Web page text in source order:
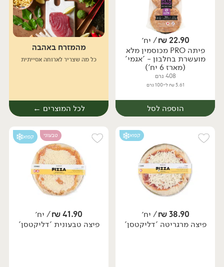
יח׳ יח׳
22.90
₪/ יח׳
פיתה PRO מכוסמין מלא
מועשרת בחלבון - 'אגמי'
(מארז 6 יח')
408 גרם
5.61 ₪ ל-100 גרם
הוספה לסל
יח׳
מהמזרח באהבה
כל מה שצריך לארוחה אסייתית
לכל המוצרים ←
קפוא
38.90
₪/ יח׳
פיצה מרגריטה 'דליקטסן'
טבעוני קפוא
41.90
₪/ יח׳
פיצה טבעונית 'דליקטסן'